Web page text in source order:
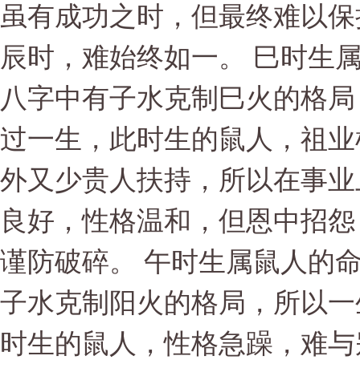
虽有成功之时，但最终难以
辰时，难始终如一。 巳时生
八字中有子水克制巳火的格
过一生，此时生的鼠人，祖
外又少贵人扶持，所以在事
良好，性格温和，但恩中招
谨防破碎。 午时生属鼠人的
子水克制阳火的格局，所以
时生的鼠人，性格急躁，难